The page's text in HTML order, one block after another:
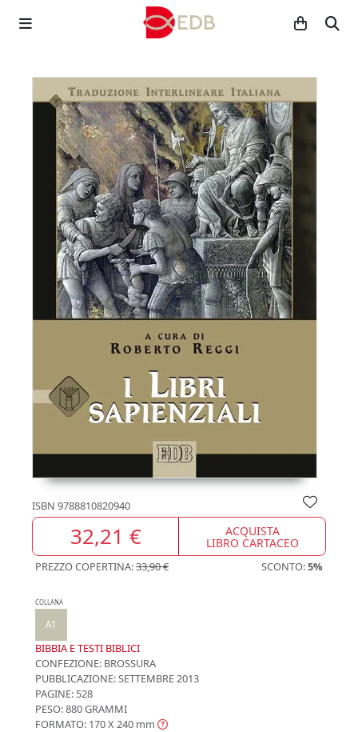
ISBN 9788810820940
32,21 € ACQUISTA
LIBRO CARTACEO
PREZZO COPERTINA:33,90 € SCONTO:5%
COLLANA
A1
BIBBIA E TESTI BIBLICI
CONFEZIONE: BROSSURA
PUBBLICAZIONE:SETTEMBRE 2013
PAGINE: 528
PESO: 880 GRAMMI
FORMATO: 170 X 240 mm